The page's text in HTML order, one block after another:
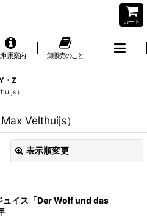
カート
利用案内 卸販売のこと
・Z
）
Velthuijs）
表示順変更
ュイス「Der Wolf und das